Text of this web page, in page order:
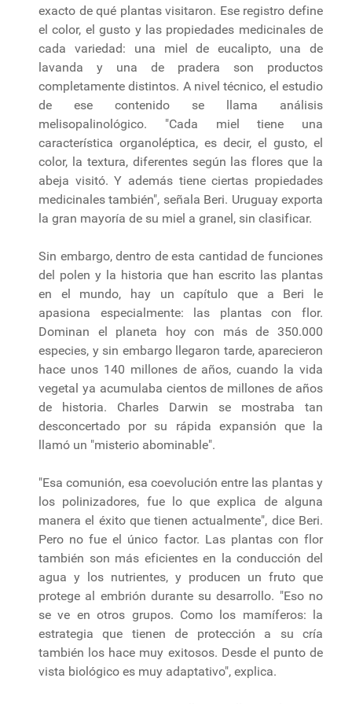
exacto de qué plantas visitaron. Ese registro define
el color, el gusto y las propiedades medicinales de
cada variedad: una miel de eucalipto, una de
lavanda y una de pradera son productos
completamente distintos. A nivel técnico, el estudio
de ese contenido se llama análisis
melisopalinológico. "Cada miel tiene una
característica organoléptica, es decir, el gusto, el
color, la textura, diferentes según las flores que la
abeja visitó. Y además tiene ciertas propiedades
medicinales también", señala Beri. Uruguay exporta
la gran mayoría de su miel a granel, sin clasificar.
Sin embargo, dentro de esta cantidad de funciones
del polen y la historia que han escrito las plantas
en el mundo, hay un capítulo que a Beri le
apasiona especialmente: las plantas con flor.
Dominan el planeta hoy con más de 350.000
especies, y sin embargo llegaron tarde, aparecieron
hace unos 140 millones de años, cuando la vida
vegetal ya acumulaba cientos de millones de años
de historia. Charles Darwin se mostraba tan
desconcertado por su rápida expansión que la
llamó un "misterio abominable".
"Esa comunión, esa coevolución entre las plantas y
los polinizadores, fue lo que explica de alguna
manera el éxito que tienen actualmente", dice Beri.
Pero no fue el único factor. Las plantas con flor
también son más eficientes en la conducción del
agua y los nutrientes, y producen un fruto que
protege al embrión durante su desarrollo. "Eso no
se ve en otros grupos. Como los mamíferos: la
estrategia que tienen de protección a su cría
también los hace muy exitosos. Desde el punto de
vista biológico es muy adaptativo", explica.